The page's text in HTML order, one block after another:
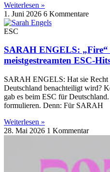
Weiterlesen »
1. Juni 2026 6 Kommentare
ESC
SARAH ENGELS: „Fire“
meistgestreamten ESC-
SARAH ENGELS: Hat sie Recht
Deutschland benachteiligt wird?
gab es beim ESC für
formulieren. Denn: Für SARAH
Weiterlesen »
28. Mai 2026 1 Kommentar